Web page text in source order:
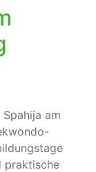
am
praktische